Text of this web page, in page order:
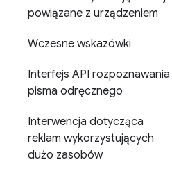
powiązane z urządzeniem
Wczesne wskazówki
Interfejs API rozpoznawania
pisma odręcznego
Interwencja dotycząca
reklam wykorzystujących
dużo zasobów